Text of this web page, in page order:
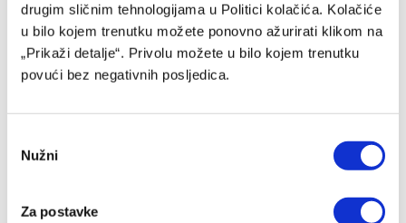
drugim sličnim tehnologijama u Politici kolačića. Kolačiće
u bilo kojem trenutku možete ponovno ažurirati klikom na
„Prikaži detalje“. Privolu možete u bilo kojem trenutku
povući bez negativnih posljedica.
Selection
Nužni
Za postavke
Plymouth – Exeter, Carabao Cup
07/08/2026